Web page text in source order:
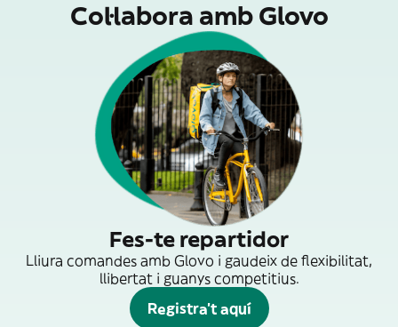
Col·labora amb Glovo
Fes-te repartidor
Lliura comandes amb Glovo i gaudeix de flexibilitat,
llibertat i guanys competitius.
Registra't aquí